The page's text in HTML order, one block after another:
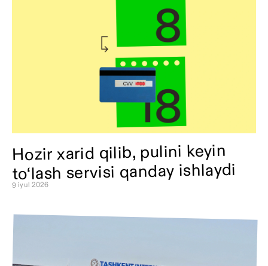
Hozir xarid qilib, pulini keyin
to‘lash servisi qanday ishlaydi
9 iyul 2026